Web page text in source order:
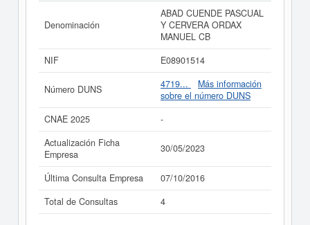
Si está interesado en conocer más datos de la empresa
ABAD CUENDE PASCUAL Y CERVERA ORDAX
MANUEL CB puede
acceder inmediatamente a este
de ABAD CUENDE PASCUAL Y
CERVERA ORDAX MANUEL CB y consultar los
resultados de sus años de actividad, así como los
balances y cuentas de resultados disponibles.
La última actualización del informe de empresa se ha
realizado el 30/05/2023.
Denominación
ABAD CUENDE PASCUAL
Y CERVERA ORDAX
MANUEL CB
NIF
E08901514
Número DUNS 4719...
Más información
sobre el número DUNS
CNAE 2025
-
Actualización Ficha
Empresa
30/05/2023
Última Consulta Empresa
07/10/2016
Total de Consultas
4